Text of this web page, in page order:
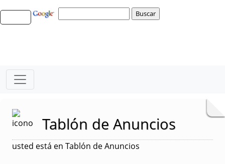
Tablón de Anuncios
usted está en Tablón de Anuncios